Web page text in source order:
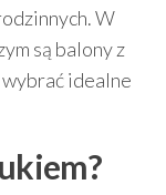
W
są balony z
idealne